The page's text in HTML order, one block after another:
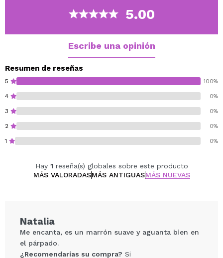
necesidad de frotar en exceso.
El resultado: una mirada definida, intensa y duradera,
cuidado para tu piel.
Cruelty free.
Vegan.
Sin gluten.
Sin parabeno.
Sin perfume.
Sin silicona.
Sin parabeno.
5.00
Escribe una opinión
Resumen de reseñas
5 100%
4 0%
3 0%
2 0%
1 0%
Hay 1reseña(s) globales sobre este producto
MÁS VALORADASMÁS ANTIGUASMÁS NUEVAS
Natalia
Me encanta, es un marrón suave y aguanta bien en
el párpado.
¿Recomendarías su compra? Si